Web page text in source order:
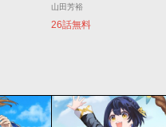
山田芳裕
26話無料